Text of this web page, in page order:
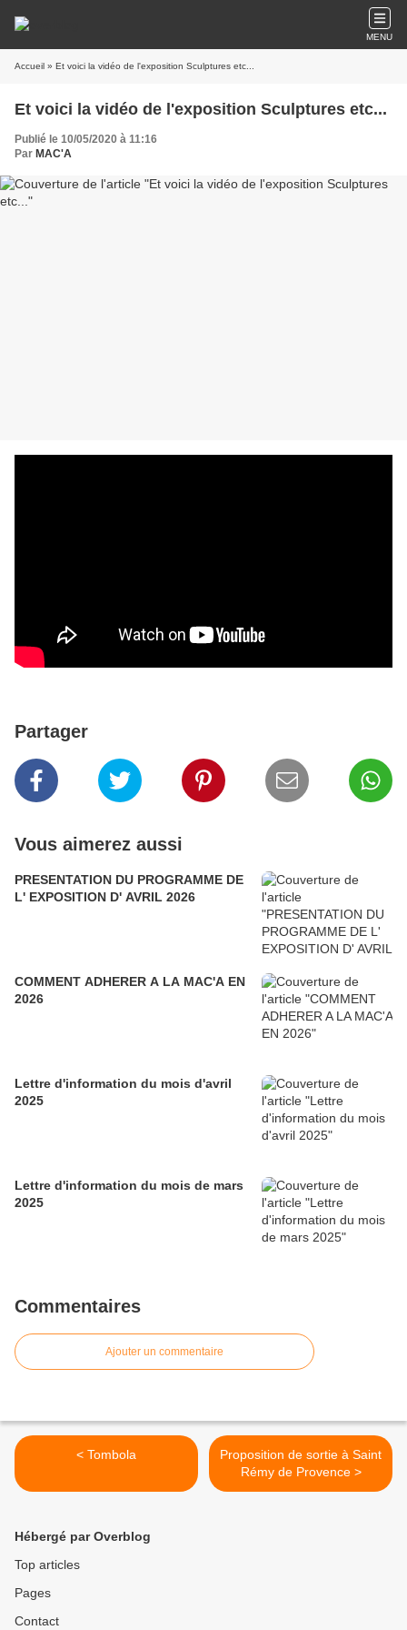
MENU
Accueil » Et voici la vidéo de l'exposition Sculptures etc...
Et voici la vidéo de l'exposition Sculptures etc...
Publié le 10/05/2020 à 11:16
Par MAC'A
Partager
Vous aimerez aussi
PRESENTATION DU PROGRAMME DE
L' EXPOSITION D' AVRIL 2026
COMMENT ADHERER A LA MAC'A EN
2026
Lettre d'information du mois d'avril
2025
Lettre d'information du mois de mars
2025
Commentaires
Ajouter un commentaire
< Tombola
Proposition de sortie à Saint
Rémy de Provence >
Hébergé par Overblog
Top articles
Pages
Contact